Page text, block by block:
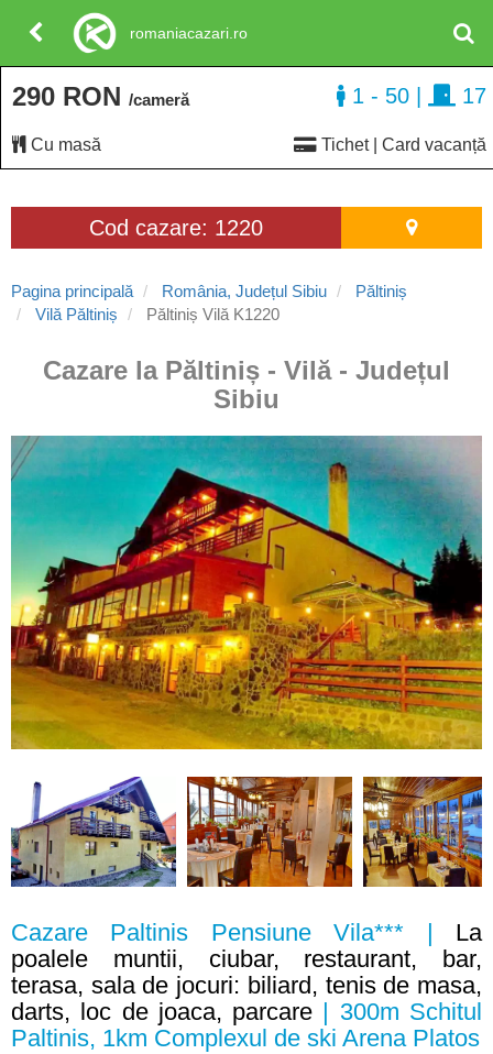
Cod cazare: 1220
Pagina principală România, Județul Sibiu
Păltiniș
Vilă Păltiniș
Păltiniș Vilă K1220
Cazare la Păltiniș - Vilă - Județul
Sibiu
Cazare Paltinis Pensiune Vila*** | La
poalele muntii, ciubar, restaurant, bar,
terasa, sala de jocuri: biliard, tenis de masa,
darts, loc de joaca, parcare | 300m Schitul
Paltinis, 1km Complexul de ski Arena Platos
290 RON /cameră
Cu masă Tichet | Card vacanță
1 - 50 17
romaniacazari.ro